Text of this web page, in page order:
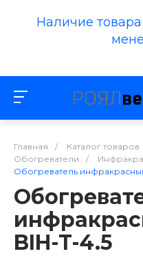
Наличие
Главная / Каталог товаров
Обогреватели
/
Обогреватель
BIH-T-4.5